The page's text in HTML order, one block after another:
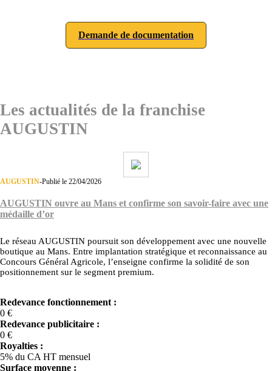
Demande de documentation
Les actualités de la franchise
AUGUSTIN
AUGUSTIN-Publié le 22/04/2026
AUGUSTIN ouvre au Mans et confirme son savoir-faire avec une
médaille d’or
Le réseau AUGUSTIN poursuit son développement avec une nouvelle
boutique au Mans. Entre implantation stratégique et reconnaissance au
Concours Général Agricole, l’enseigne confirme la solidité de son
positionnement sur le segment premium.
Redevance fonctionnement :
0 €
Redevance publicitaire :
0 €
Royalties :
5% du CA HT mensuel
Surface moyenne :